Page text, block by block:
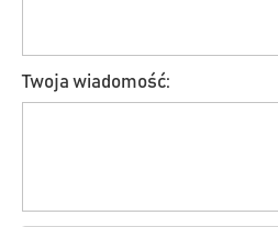
Twoja wiadomość: